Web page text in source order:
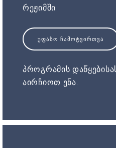
რეჟიმში
ᲣᲤᲐᲡᲝ ᲩᲐᲛᲝᲢᲕᲘᲠᲗᲕᲐ
პროგრამის
აირჩიოთ ენა.